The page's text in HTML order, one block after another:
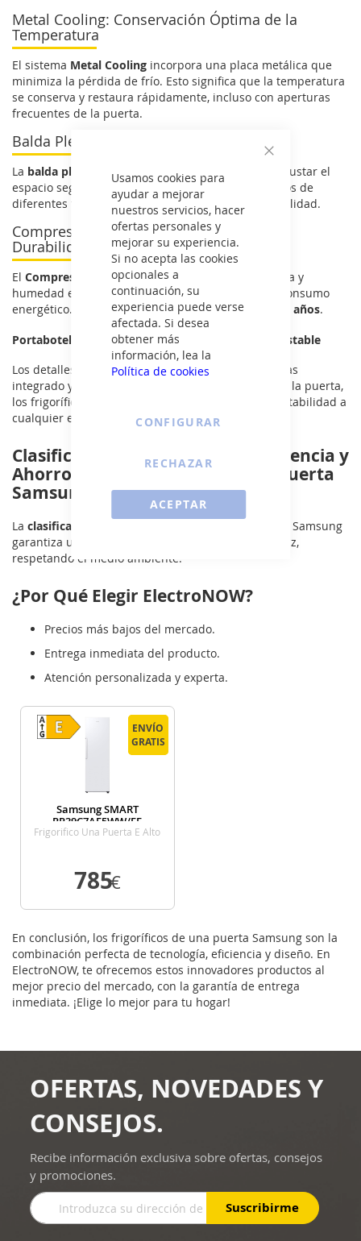
Cerrar
Usamos cookies para
ayudar a mejorar
nuestros servicios, hacer
ofertas personales y
mejorar su experiencia.
Si no acepta las cookies
opcionales a
continuación, su
experiencia puede verse
afectada. Si desea
obtener más
información, lea la
Política de cookies
ACEPTAR
CONFIGURAR
RECHAZAR
Metal Cooling: Conservación Óptima de la
Temperatura
El sistema Metal Cooling incorpora una placa metálica que
minimiza la pérdida de frío. Esto significa que la temperatura
se conserva y restaura rápidamente, incluso con aperturas
frecuentes de la puerta.
Balda Plegable para Flexibilidad Máxima
La balda plegable
de estos frigorificos te permite ajustar el
espacio según tus necesidades. Almacena alimentos de
diferentes tamaños o botellas con facilidad y flexibilidad.
Compresor Digital Inverter: Eficiencia y
Durabilidad
El Compresor Digital Inverterajusta la temperatura y
humedad en 7 niveles diferentes, optimizando el consumo
energético. Además, disfruta de una garantía de
10 años.
Portabotellas Integrado y Apertura de Puerta Ajustable
Los detalles hacen la diferencia. Con el portabotellas
integrado y la posibilidad de ajustar la apertura de la puerta,
los frigoríficos Samsung ofrecen comodidad y adaptabilidad a
cualquier espacio.
Clasificación Energética A++: Eficiencia y
Ahorro en tu Frigorífico de Una Puerta
Samsung
La clasificación energética A++
de estos frigoríficos Samsung
garantiza un ahorro significativo en tu factura de luz,
respetando el medio ambiente.
¿Por Qué Elegir ElectroNOW?
Precios más bajos del mercado.
Entrega inmediata del producto.
Atención personalizada y experta.
ENVÍO
GRATIS
ENVÍO
GRATIS
Samsung SMART
RR39C7AF5WW/EF
Frigorifico Una Puerta E Alto
785
€
En conclusión, los frigoríficos de una puerta Samsung son la
combinación perfecta de tecnología, eficiencia y diseño. En
ElectroNOW, te ofrecemos estos innovadores productos al
mejor precio del mercado, con la garantía de entrega
inmediata. ¡Elige lo mejor para tu hogar!
OFERTAS, NOVEDADES Y
CONSEJOS.
Recibe información exclusiva sobre ofertas, consejos
y promociones.
Inscríbase
a
Suscribirme